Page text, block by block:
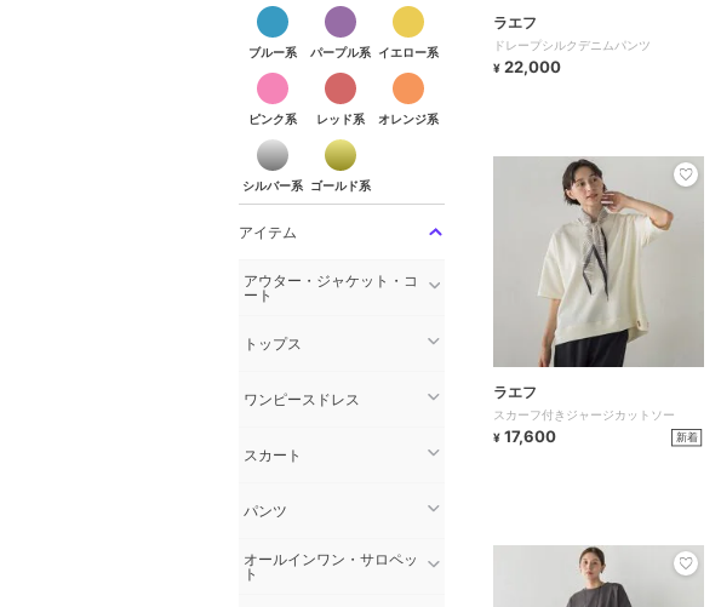
ブルー系
ブルー系
パープル系
パープル系
イエロー系
イエロー系
ピンク系
ピンク系
レッド系
レッド系
オレンジ系
オレンジ系
シルバー系
シルバー系
ゴールド系
ゴールド系
アイテム
アウター・ジャケット・コ
ート
トップス
ワンピースドレス
スカート
パンツ
オールインワン・サロペッ
ト
ラエフ
ドレープシルクデニムパンツ
¥ 22,000
ラエフ
スカーフ付きジャージカットソー
¥ 17,600 新着